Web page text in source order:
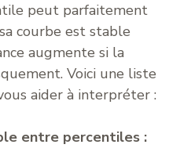
peut parfaitement
courbe est stable
augmente si la
Voici une liste
aider à interpréter :
entre percentiles :